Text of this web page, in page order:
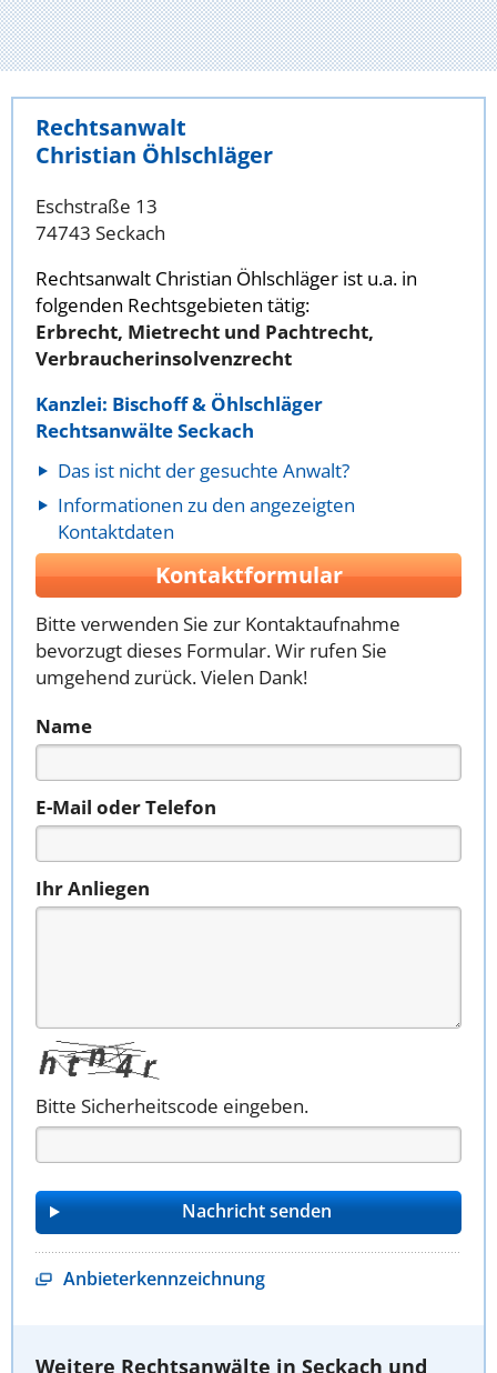
Rechtsanwalt
Christian Öhlschläger
Eschstraße 13
74743 Seckach
Rechtsanwalt Christian Öhlschläger ist u.a. in
folgenden Rechtsgebieten tätig:
Erbrecht, Mietrecht und Pachtrecht,
Verbraucherinsolvenzrecht
Kanzlei: Bischoff & Öhlschläger
Rechtsanwälte Seckach
Das ist nicht der gesuchte Anwalt?
Informationen zu den angezeigten
Kontaktdaten
Kontaktformular
Bitte verwenden Sie zur Kontaktaufnahme
bevorzugt dieses Formular. Wir rufen Sie
umgehend zurück. Vielen Dank!
Name
E-Mail oder Telefon
Ihr Anliegen
Bitte Sicherheitscode eingeben.
Anbieterkennzeichnung
Weitere Rechtsanwälte in Seckach und